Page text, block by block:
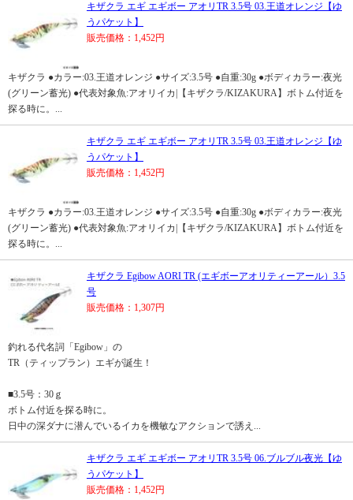
キザクラ エギ エギボー アオリTR 3.5号 03.王道オレンジ【ゆ
うパケット】
販売価格：1,452円
キザクラ ●カラー:03.王道オレンジ ●サイズ:3.5号 ●自重:30g ●ボディカラー:夜光
(グリーン蓄光) ●代表対象魚:アオリイカ|【キザクラ/KIZAKURA】ボトム付近を
探る時に。...
キザクラ エギ エギボー アオリTR 3.5号 03.王道オレンジ【ゆ
うパケット】
販売価格：1,452円
キザクラ ●カラー:03.王道オレンジ ●サイズ:3.5号 ●自重:30g ●ボディカラー:夜光
(グリーン蓄光) ●代表対象魚:アオリイカ|【キザクラ/KIZAKURA】ボトム付近を
探る時に。...
キザクラ Egibow AORI TR (エギボーアオリティーアール）3.5
号
販売価格：1,307円
釣れる代名詞「Egibow」の
TR（ティップラン）エギが誕生！
■3.5号：30ｇ
ボトム付近を探る時に。
日中の深ダナに潜んでいるイカを機敏なアクションで誘え...
キザクラ エギ エギボー アオリTR 3.5号 06.ブルブル夜光【ゆ
うパケット】
販売価格：1,452円